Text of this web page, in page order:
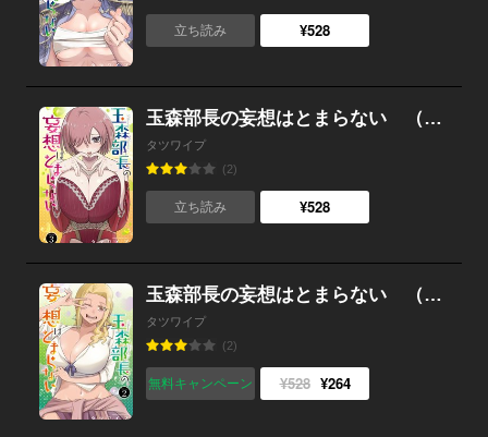
立ち読み ¥528
玉森部長の妄想はとまらない （3）
タツワイプ
(2)
立ち読み ¥528
玉森部長の妄想はとまらない （2）
タツワイプ
(2)
無料キャンペーン ¥528 ¥264